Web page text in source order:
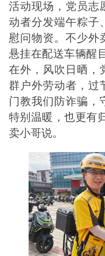
活动现场，党员志
动者分发端午粽子
慰问物资。不少外
悬挂在配送车辆醒
在外，风吹日晒，
群户外劳动者，过
门教我们防诈骗，
特别温暖，也更有
卖小哥说。